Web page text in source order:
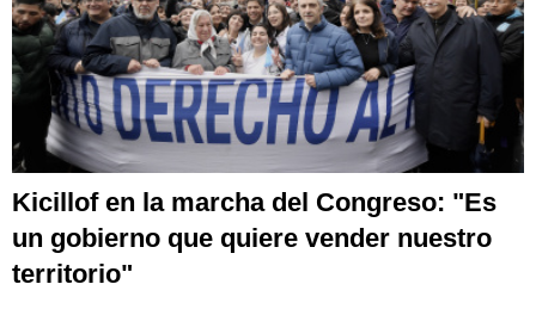
Kicillof en la marcha del Congreso: "Es
un gobierno que quiere vender nuestro
territorio"